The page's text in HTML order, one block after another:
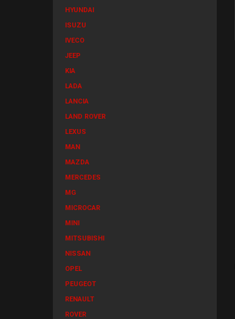
HYUNDAI
ISUZU
IVECO
JEEP
KIA
LADA
LANCIA
LAND ROVER
LEXUS
MAN
MAZDA
MERCEDES
MG
MICROCAR
MINI
MITSUBISHI
NISSAN
OPEL
PEUGEOT
RENAULT
ROVER